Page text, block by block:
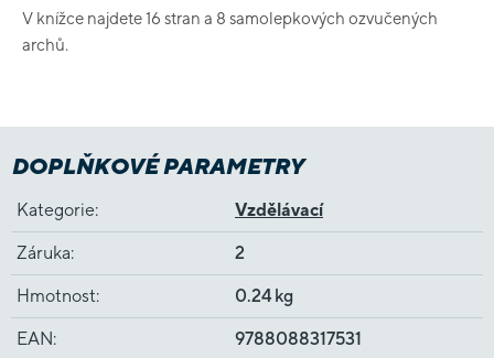
V knížce najdete 16 stran a 8 samolepkových ozvučených
archů.
DOPLŇKOVÉ PARAMETRY
Kategorie: Vzdělávací
Záruka: 2
Hmotnost: 0.24 kg
EAN: 9788088317531